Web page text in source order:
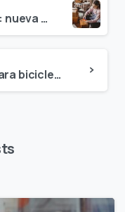
Embalaje monomaterial: nueva opción para tu empresa
Embalaje de cartón para bicicletas